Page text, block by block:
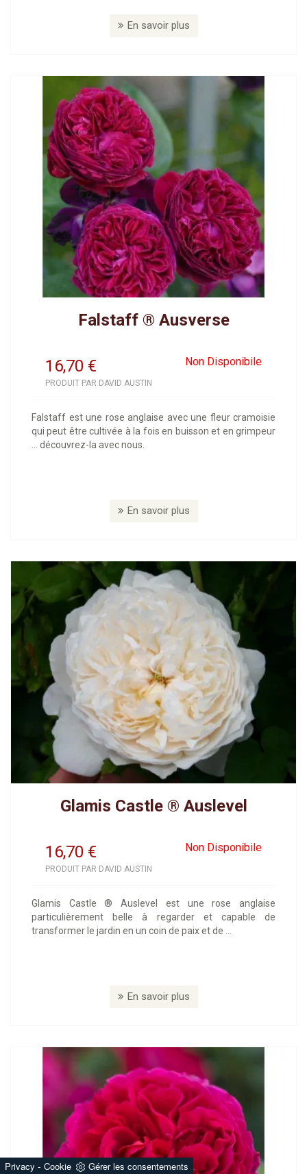
En savoir plus
Falstaff ® Ausverse
16,70 Non Disponibile
€
PRODUIT PAR DAVID AUSTIN
Falstaff est une rose anglaise avec une fleur cramoisie
qui peut être cultivée à la fois en buisson et en grimpeur
... découvrez-la avec nous.
En savoir plus
Glamis Castle ® Auslevel
16,70 Non Disponibile
€
PRODUIT PAR DAVID AUSTIN
Glamis Castle ® Auslevel est une rose anglaise
particulièrement belle à regarder et capable de
transformer le jardin en un coin de paix et de ...
En savoir plus
Privacy - Cookie Gérer les consentements